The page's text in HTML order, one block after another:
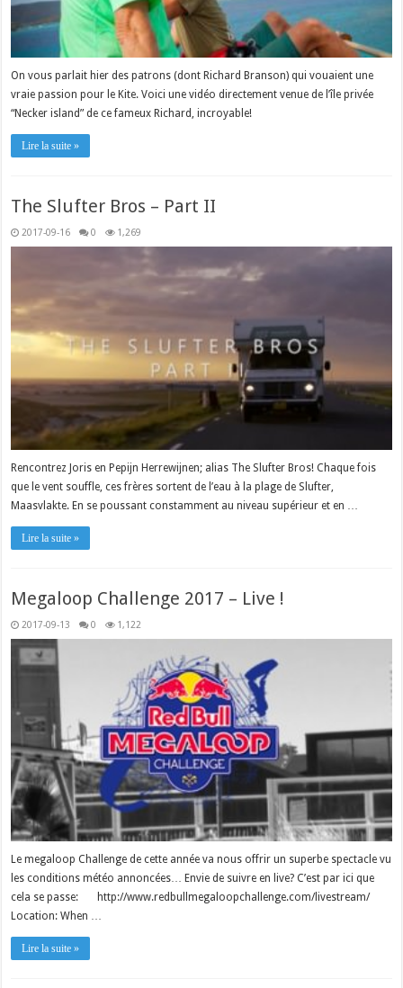
On vous parlait hier des patrons (dont Richard Branson) qui vouaient une
vraie passion pour le Kite. Voici une vidéo directement venue de l’île privée
“Necker island” de ce fameux Richard, incroyable!
Lire la suite »
The Slufter Bros – Part II
2017-09-16 0 1,269
Rencontrez Joris en Pepijn Herrewijnen; alias The Slufter Bros! Chaque fois
que le vent souffle, ces frères sortent de l’eau à la plage de Slufter,
Maasvlakte. En se poussant constamment au niveau supérieur et en …
Lire la suite »
Megaloop Challenge 2017 – Live !
2017-09-13 0 1,122
Le megaloop Challenge de cette année va nous offrir un superbe spectacle vu
les conditions météo annoncées… Envie de suivre en live? C’est par ici que
cela se passe: http://www.redbullmegaloopchallenge.com/livestream/
Location: When …
Lire la suite »